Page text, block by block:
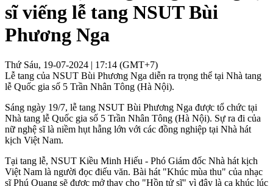
sĩ viếng lễ tang NSUT Bùi
Phương Nga
Thứ Sáu, 19-07-2024 | 17:14 (GMT+7)
Lễ tang của NSUT Bùi Phương Nga diễn ra trọng thể tại Nhà tang
lễ Quốc gia số 5 Trần Nhân Tông (Hà Nội).
Sáng ngày 19/7, lễ tang NSUT Bùi Phương Nga được tổ chức tại
Nhà tang lễ Quốc gia số 5 Trần Nhân Tông (Hà Nội). Sự ra đi của
nữ nghệ sĩ là niềm hụt hẫng lớn với các đồng nghiệp tại Nhà hát
kịch Việt Nam.
Tại tang lễ, NSUT Kiều Minh Hiếu - Phó Giám đốc Nhà hát kịch
Việt Nam là người đọc điếu văn. Bài hát "Khúc mùa thu" của nhạc
sĩ Phú Quang sẽ được mở thay cho "Hồn tử sĩ" vì đây là ca khúc lúc